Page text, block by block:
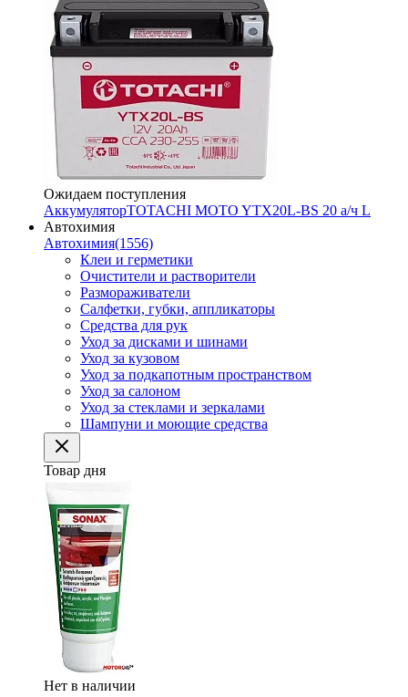
Ожидаем поступления
АккумуляторTOTACHI MOTO YTX20L-BS 20 а/ч L
Автохимия
Автохимия(1556)
Клеи и герметики
Очистители и растворители
Размораживатели
Салфетки, губки, аппликаторы
Средства для рук
Уход за дисками и шинами
Уход за кузовом
Уход за подкапотным пространством
Уход за салоном
Уход за стеклами и зеркалами
Шампуни и моющие средства
Товар дня
Нет в наличии